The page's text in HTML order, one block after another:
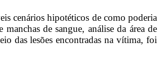
cenários hipotéticos de como poderia
de sangue, análise da área de
das lesões encontradas na vítima, foi